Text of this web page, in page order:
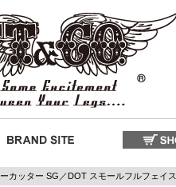
ーカッター SG／DOT スモールフルフェイス